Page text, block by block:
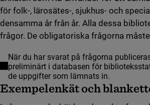
för folk-, lärosätes-, sjukhus- och
densamma år från år. Alla dessa
frågor. De obligatoriska frågorna
När du har svarat på frågorna
preliminärt i databasen för
de uppgifter som lämnats in.
Exempelenkät och